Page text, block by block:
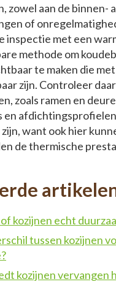
zowel aan de binnen-
of
inspectie met een
methode om
te maken die
zijn. Controleer
zoals ramen en
en
want ook hier
de thermische
kozijnen echt
tussen kozijnen
kozijnen vervangen